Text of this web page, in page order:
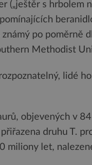
(„ještěr s hrbolem
po poměrně
Methodist
lidé
objevených v
druhu T.
miliony let,